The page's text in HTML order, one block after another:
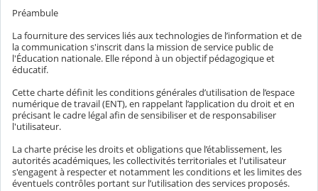
Préambule
La fourniture des services liés aux technologies de l’information et de
la communication s'inscrit dans la mission de service public de
l'Éducation nationale. Elle répond à un objectif pédagogique et
éducatif.
Cette charte définit les conditions générales d’utilisation de l’espace
numérique de travail (ENT), en rappelant l’application du droit et en
précisant le cadre légal afin de sensibiliser et de responsabiliser
l'utilisateur.
La charte précise les droits et obligations que l’établissement, les
autorités académiques, les collectivités territoriales et l'utilisateur
s'engagent à respecter et notamment les conditions et les limites des
éventuels contrôles portant sur l’utilisation des services proposés.